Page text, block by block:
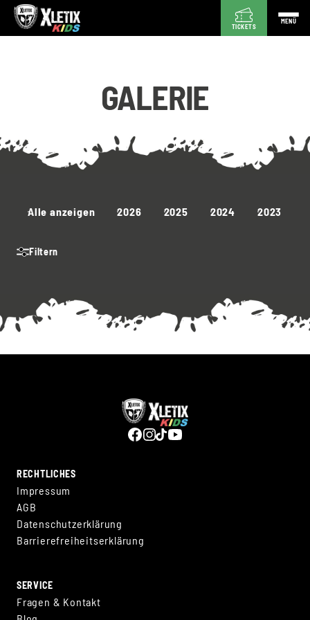
TICKETS
MENÜ
GALERIE
Alle anzeigen 2026 2025 2024 2023
Filtern
RECHTLICHES
Impressum
AGB
Datenschutzerklärung
Barrierefreiheitserklärung
SERVICE
Fragen & Kontakt